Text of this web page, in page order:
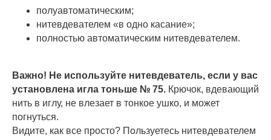
полуавтоматическим;
нитевдевателем «в одно касание»;
полностью автоматическим нитевдевателем.
Важно! Не используйте нитевдеватель, если у вас
установлена игла тоньше № 75. Крючок, вдевающий
нить в иглу, не влезает в тонкое ушко, и может
погнуться.
Видите, как все просто? Пользуетесь нитевдевателем